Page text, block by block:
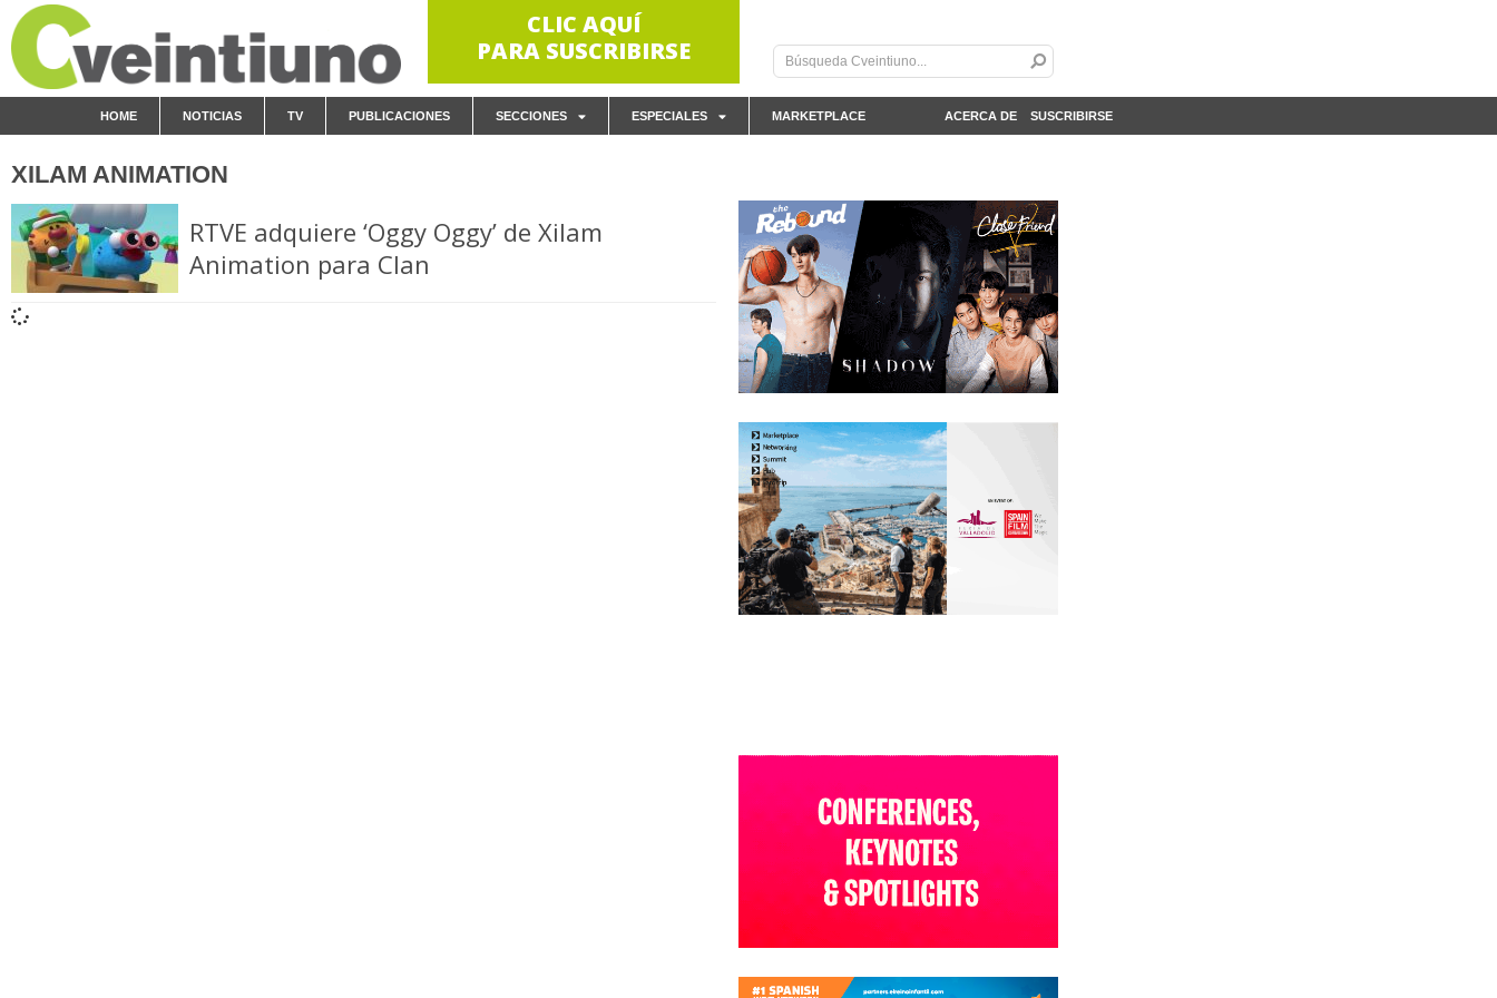
CLIC AQUÍ
PARA SUSCRIBIRSE
ACERCA DE
HOME NOTICIAS TV PUBLICACIONES SECCIONES ESPECIALES MARKETPLACE SUSCRIBIRSE
XILAM ANIMATION
RTVE adquiere ‘Oggy Oggy’ de Xilam
Animation para Clan